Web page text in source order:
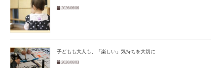
2026/06/06
子どもも大人も、「楽しい」気持ちを大切に
2026/06/03